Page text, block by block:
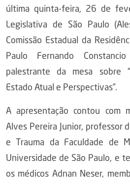
última quinta-feira, 26 de
Legislativa de São Paulo
Comissão Estadual da
Paulo Fernando
palestrante da mesa sobre
Estado Atual e Perspectivas”.
A apresentação contou com
Alves Pereira Junior, professor
e Trauma da Faculdade de
Universidade de São Paulo, e
os médicos Adnan Neser,